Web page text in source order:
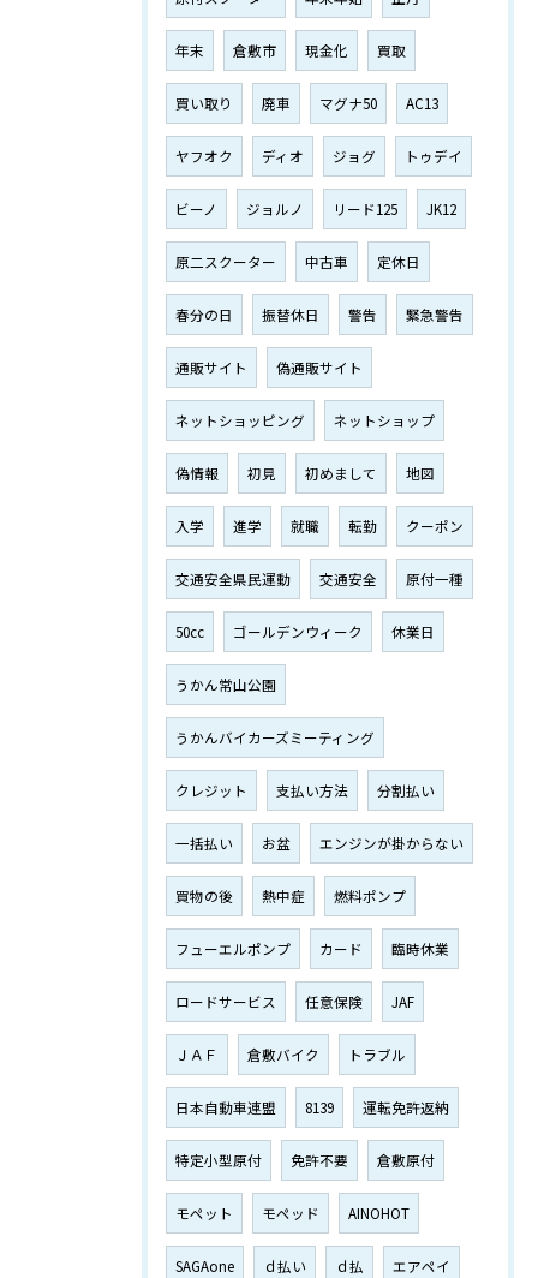
年末 倉敷市 現金化 買取
買い取り 廃車 マグナ50 AC13
ヤフオク ディオ ジョグ トゥデイ
ビーノ ジョルノ リード125 JK12
原二スクーター 中古車 定休日
春分の日 振替休日 警告 緊急警告
通販サイト 偽通販サイト
ネットショッピング ネットショップ
偽情報 初見 初めまして 地図
入学 進学 就職 転勤 クーポン
交通安全県民運動 交通安全 原付一種
50cc ゴールデンウィーク 休業日
うかん常山公園
うかんバイカーズミーティング
クレジット 支払い方法 分割払い
一括払い お盆 エンジンが掛からない
買物の後 熱中症 燃料ポンプ
フューエルポンプ カード 臨時休業
ロードサービス 任意保険 JAF
ＪＡＦ 倉敷バイク トラブル
日本自動車連盟 8139 運転免許返納
特定小型原付 免許不要 倉敷原付
モペット モペッド AINOHOT
SAGAone ｄ払い ｄ払 エアペイ